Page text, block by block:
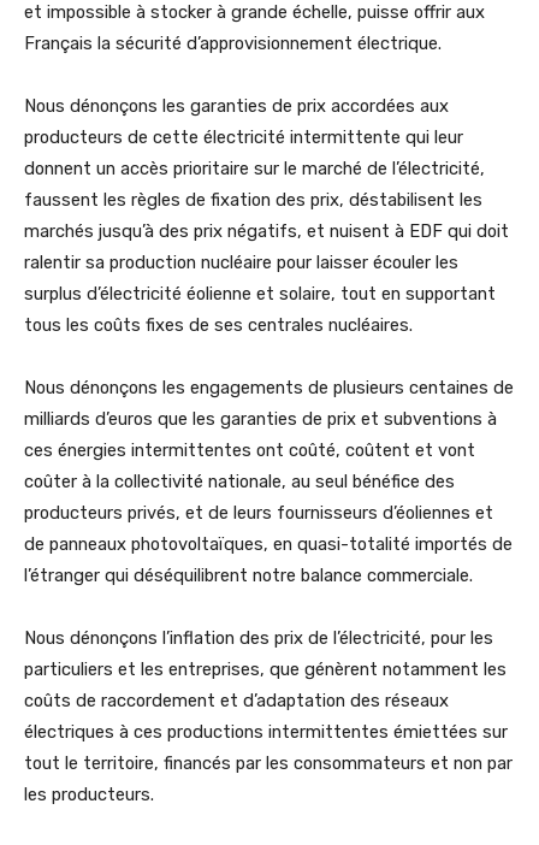
et impossible à stocker à grande échelle, puisse offrir aux
Français la sécurité d’approvisionnement électrique.
Nous dénonçons les garanties de prix accordées aux
producteurs de cette électricité intermittente qui leur
donnent un accès prioritaire sur le marché de l’électricité,
faussent les règles de fixation des prix, déstabilisent les
marchés jusqu’à des prix négatifs, et nuisent à EDF qui doit
ralentir sa production nucléaire pour laisser écouler les
surplus d’électricité éolienne et solaire, tout en supportant
tous les coûts fixes de ses centrales nucléaires.
Nous dénonçons les engagements de plusieurs centaines de
milliards d’euros que les garanties de prix et subventions à
ces énergies intermittentes ont coûté, coûtent et vont
coûter à la collectivité nationale, au seul bénéfice des
producteurs privés, et de leurs fournisseurs d’éoliennes et
de panneaux photovoltaïques, en quasi-totalité importés de
l’étranger qui déséquilibrent notre balance commerciale.
Nous dénonçons l’inflation des prix de l’électricité, pour les
particuliers et les entreprises, que génèrent notamment les
coûts de raccordement et d’adaptation des réseaux
électriques à ces productions intermittentes émiettées sur
tout le territoire, financés par les consommateurs et non par
les producteurs.